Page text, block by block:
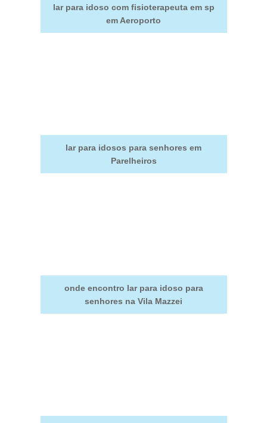
lar para idoso com fisioterapeuta em sp
em Aeroporto
lar para idosos para senhores em
Parelheiros
onde encontro lar para idoso para
senhores na Vila Mazzei